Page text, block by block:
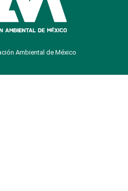
Ambiental de México